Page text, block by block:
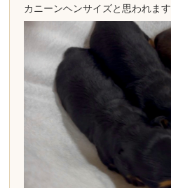
カニーンヘンサイズと思われます